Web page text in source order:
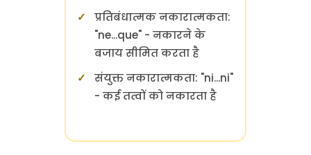
प्रतिबंधात्मक नकारात्मकता:
"ne...que" - नकारने के
बजाय सीमित करता है
संयुक्त नकारात्मकता: "ni...ni"
- कई तत्वों को नकारता है